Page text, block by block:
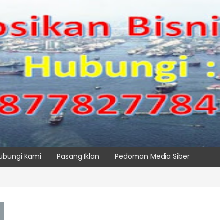
Kami Pasang Iklan Pedoman Media Siber